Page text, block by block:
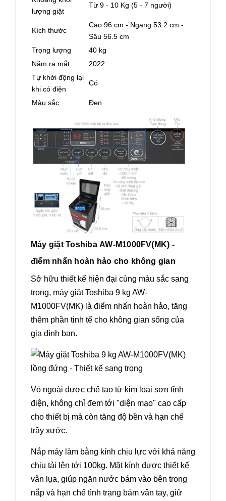
lượng giặt
Từ 9 - 10 Kg (5 - 7 người)
Kích thước
Cao 96 cm - Ngang 53.2 cm -
Sâu 56.5 cm
Trọng lượng
40 kg
Năm ra mắt
2022
Tự khởi động lại
khi có điện
Có
Màu sắc Đen
Máy giặt Toshiba AW-M1000FV(MK) -
điểm nhấn hoàn hảo cho không gian
Sở hữu thiết kế hiện đại cùng màu sắc sang
trọng, máy giặt Toshiba 9 kg AW-
M1000FV(MK) là điểm nhấn hoàn hảo, tăng
thêm phần tinh tế cho không gian sống của
gia đình bạn.
Vỏ ngoài được chế tạo từ kim loại sơn tĩnh
điện, không chỉ đem tới "diện mạo" cao cấp
cho thiết bị mà còn tăng độ bền và hạn chế
trầy xước.
Nắp máy làm bằng kính chịu lực với khả năng
chịu tải lên tới 100kg. Mặt kính được thiết kế
vân lụa, giúp ngăn nước bám vào bên trong
nắp và hạn chế tình trạng bám vân tay, giữ